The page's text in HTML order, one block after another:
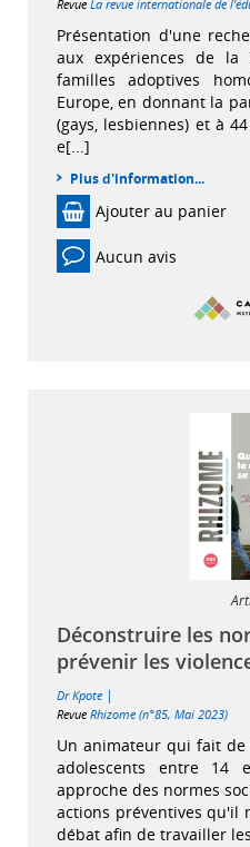
Revue La revue internationale de
Présentation d'une
aux expériences de la
familles adoptives
Europe, en donnant la
(gays, lesbiennes) et à
e[...]
Plus d'information...
Ajouter au panier
Aucun avis
Déconstruire les
prévenir les
Dr Kpote |
Revue Rhizome (n°85, Mai 2023)
Un animateur qui fait
adolescents entre 14
approche des normes
actions préventives qu'il
débat afin de travailler